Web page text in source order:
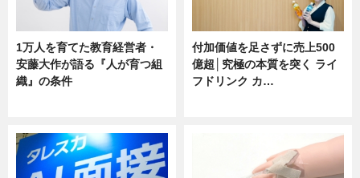
1万人を育てた教育経営者・
安藤大作が語る『人が育つ組
織』の条件
付加価値を足さずに売上500
億超│究極の本質を突く ライ
フドリンク カ…